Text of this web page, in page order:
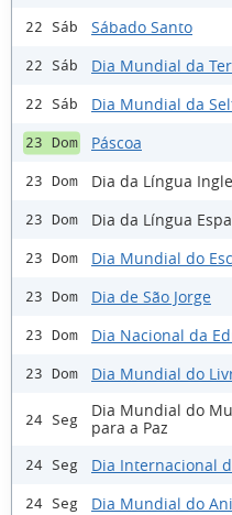
22 Sáb Sábado Santo
22 Sáb Dia Mundial da
22 Sáb Dia Mundial da
23 Dom Páscoa
23 Dom Dia da Língua
23 Dom Dia da Língua
23 Dom Dia Mundial do
23 Dom Dia de São Jorge
23 Dom Dia Nacional da
23 Dom Dia Mundial do
24 Seg
Dia Mundial do
para a Paz
24 Seg Dia Internacional
24 Seg Dia Mundial do